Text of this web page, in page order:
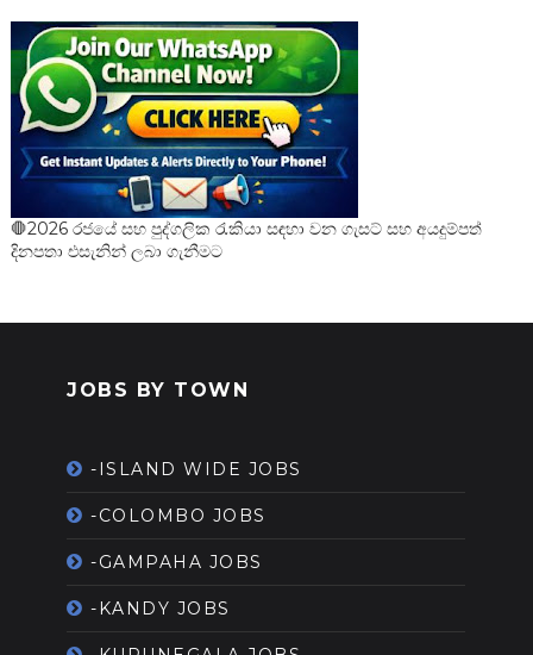
🛑2026 රජයේ සහ පුද්ගලික රැකියා සඳහා වන ගැසට් සහ අයදුම්පත්
දිනපතා එසැනින් ලබා ගැනීමට
JOBS BY TOWN
-ISLAND WIDE JOBS
-COLOMBO JOBS
-GAMPAHA JOBS
-KANDY JOBS